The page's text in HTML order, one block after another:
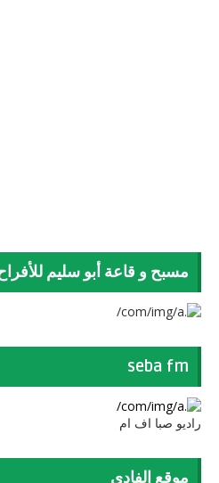
مسبح و قاعة أبو سليم
seba fm
راديو صبا اف ام
موقع الفادي